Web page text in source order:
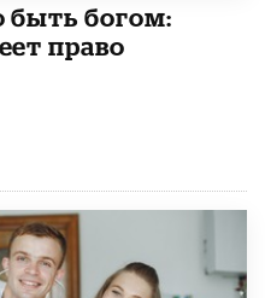
быть богом:
право